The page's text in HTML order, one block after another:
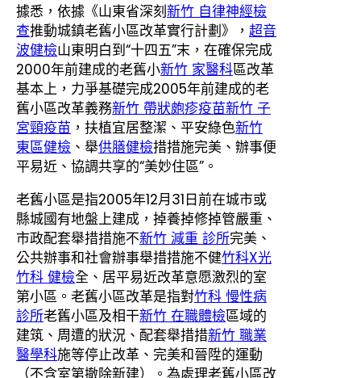
據悉，依據《山東省深刻新竹 自律神經檢
查推動城鎮老舊小區改革實行計劃》， 超音
波健檢山東明白到“十四五”末，在確保完成
2000年前建成的老舊小新竹 家醫科區改革
基本上，力爭基礎完成2005年前建成的老
舊小區改革義務新竹 帶狀皰疹疫苗新竹 子
宮頸疫苗 ，扶植宜居整潔、平安綠色新竹
東區健檢 、舉供膳健檢措措施完美、辦事便
平易近、協調共享的“美妙住區”。
老舊小區是指2005年12月31日前在城市或
縣城國有地盤上建成，掉養掉修掉管嚴重、
市政配套舉措措施不新竹 減重 診所完美、
公共辦事和社會辦事舉措措施不健竹科X光
竹科 健檢全、居平易近改革意愿激烈的室
第小區。老舊小區改革是指對竹科 慢性病
診所老舊小區及相干新竹 在職體檢區域的
建筑、周遭的狀況、配套舉措措新竹 職業
醫學科施等停止改革、完美和晉陞的運動
（不含室第撤除新建）。為處理老舊小區改